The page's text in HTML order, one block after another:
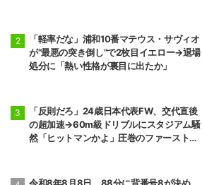
「軽率だな」浦和10番マテウス・サヴィオ
が“最悪の突き倒し”で2枚目イエロー→退場
処分に「熱い性格が裏目に出たか」
「反則だろ」24歳日本代表FW、交代直後
の超加速→60m級ドリブルにスタジアム騒
然「ヒットマンかよ」圧巻のファーストプ